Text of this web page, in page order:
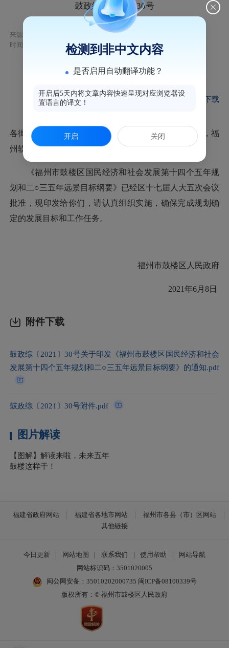
鼓政综〔2021〕30号
来源：福州市鼓楼区人民政府
时间：2021-06-09 17:39
全真版 文字版
文件下载
各街道办事处、洪山镇政府，区直各办、局（公司），福
州软件园、高新区洪山园：
《福州市鼓楼区国民经济和社会发展第十四个五年规
划和二○三五年远景目标纲要》已经区十七届人大五次会议
批准，现印发给你们，请认真组织实施，确保完成规划确
定的发展目标和工作任务。
福州市鼓楼区人民政府
2021年6月8日
附件下载
鼓政综〔2021〕30号关于印发《福州市鼓楼区国民经济和社会
发展第十四个五年规划和二○三五年远景目标纲要》的通知.pdf
鼓政综〔2021〕30号附件.pdf
图片解读
【图解】解读来啦，未来五年
鼓楼这样干！
福建省政府网站 福建省各地市网站
福州市各县（市）区网站
其他链接
今日更新 | 网站地图 | 联系我们 | 使用帮助 |
网站导航
网站标识码：3501020005
闽公网安备：35010202000735 闽ICP备08100339号
版权所有：© 福州市鼓楼区人民政府
检测到非中文内容
是否启用自动翻译功能？
开启后5天内将文章内容快速呈现对应浏览器设
置语言的译文！
开启 关闭